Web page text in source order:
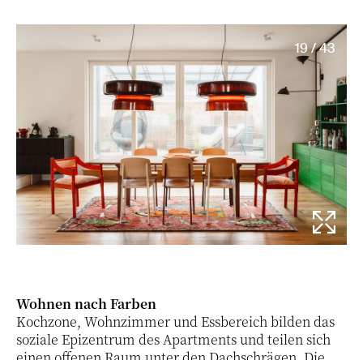
19 / 43
Wohnen nach Farben
Kochzone, Wohnzimmer und Essbereich bilden das
soziale Epizentrum des Apartments und teilen sich